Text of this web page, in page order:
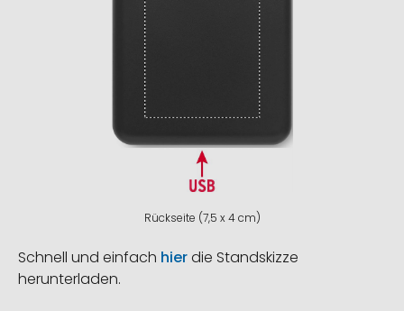
Rückseite (7,5 x 4 cm)
Schnell und einfach hierdie Standskizze
herunterladen.